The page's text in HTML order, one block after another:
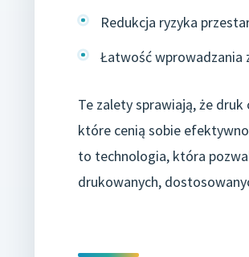
Redukcja ryzyka
Łatwość wprowadzania
Te zalety sprawiają, że
które cenią sobie
to technologia, która
drukowanych,